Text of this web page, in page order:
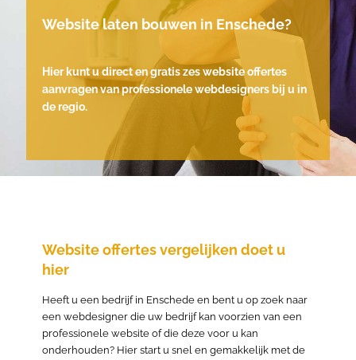
Website laten bouwen in Enschede?
Hier kunt u direct en gratis zes website offertes
aanvragen van professionele webdesigners bij u in
de regio.
Website offertes vergelijken doet u
hier
Heeft u een bedrijf in Enschede en bent u op zoek naar
een webdesigner die uw bedrijf kan voorzien van een
professionele website of die deze voor u kan
onderhouden? Hier start u snel en gemakkelijk met de